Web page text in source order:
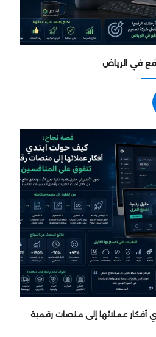
في الرياض
عملائها إلى منصات رقمية